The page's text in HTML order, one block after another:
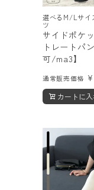
レディースボトム
ファッション雑貨
会員ステージ特典プ
選べるM/Lサイ
ツ
サイドポケ
トレートパ
可/ma3】
通常販売価格 ¥
カートに入